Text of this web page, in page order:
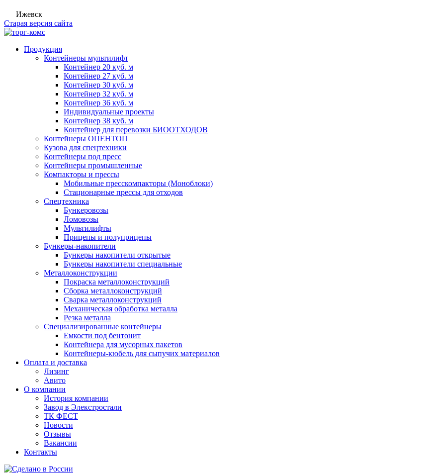
Ижевск
Старая версия сайта
Продукция
Контейнеры мультилифт
Контейнер 20 куб. м
Контейнер 27 куб. м
Контейнер 30 куб. м
Контейнер 32 куб. м
Контейнер 36 куб. м
Индивидуальные проекты
Контейнер 38 куб. м
Контейнер для перевозки БИООТХОДОВ
Контейнеры ОПЕНТОП
Кузова для спецтехники
Контейнеры под пресс
Контейнеры промышленные
Компакторы и прессы
Мобильные пресскомпакторы (Моноблоки)
Стационарные прессы для отходов
Спецтехника
Бункеровозы
Ломовозы
Мультилифты
Прицепы и полуприцепы
Бункеры-накопители
Бункеры накопители открытые
Бункеры накопители специальные
Металлоконструкции
Покраска металлоконструкций
Сборка металлоконструкций
Сварка металлоконструкций
Механическая обработка металла
Резка металла
Специализированные контейнеры
Емкости под бентонит
Контейнера для мусорных пакетов
Контейнеры-кюбель для сыпучих материалов
Оплата и доставка
Лизинг
Авито
О компании
История компании
Завод в Элекстростали
ТК ФЕСТ
Новости
Отзывы
Вакансии
Контакты